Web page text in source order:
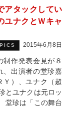
アタックしてい
ナクとＷキャ
2015年6月8日
作発表会見が８
、出演者の堂珍嘉
Ｙ）、ユナク（超
とユナクは元ロッ
堂珍は「この舞台